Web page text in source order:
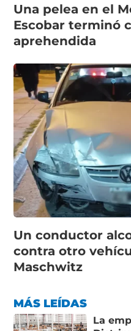
Una pelea en el
Escobar terminó
aprehendida
Un conductor
contra otro
Maschwitz
MÁS LEÍDAS
La